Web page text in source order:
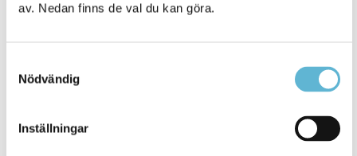
av. Nedan finns de val du kan göra.
Nödvändig
Inställningar